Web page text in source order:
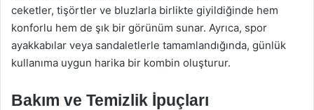
ceketler, tişörtler ve bluzlarla birlikte giyildiğinde hem
konforlu hem de şık bir görünüm sunar. Ayrıca, spor
ayakkabılar veya sandaletlerle tamamlandığında, günlük
kullanıma uygun harika bir kombin oluşturur.
Bakım ve Temizlik İpuçları